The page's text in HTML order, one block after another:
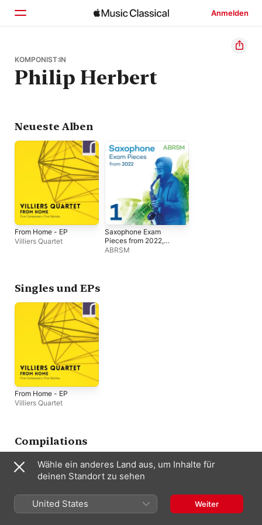
Anmelden
Startseite
Entdecken
KOMPONIST:IN
Philip Herbert
Neueste Alben
From Home - EP
Villiers Quartet
Saxophone Exam
Pieces from 2022,
ABRSM Grade 1
ABRSM
Singles und EPs
From Home - EP
Villiers Quartet
Compilations
Wähle ein anderes Land aus, um Inhalte für
deinen Standort zu sehen
United States Weiter